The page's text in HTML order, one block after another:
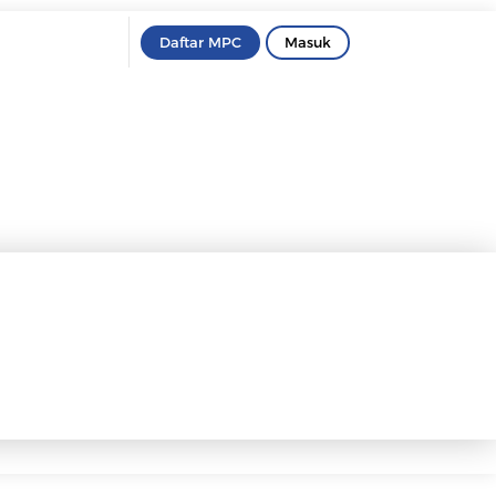
Daftar MPC Masuk